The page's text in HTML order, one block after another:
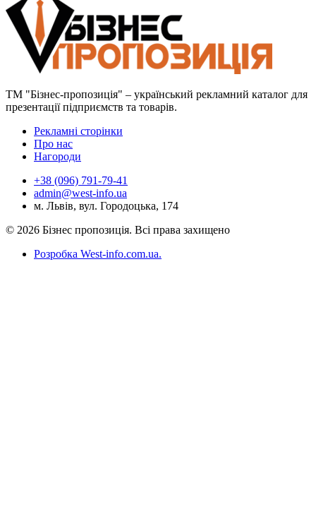
ТМ "Бізнес-пропозиція" – український рекламний каталог для
презентації підприємств та товарів.
Рекламні сторінки
Про нас
Нагороди
+38 (096) 791-79-41
admin@west-info.ua
м. Львів, вул. Городоцька, 174
© 2026 Бізнес пропозиція. Всі права захищено
Розробка West-info.com.ua.